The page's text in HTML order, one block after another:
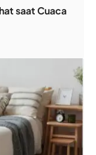
saat Cuaca